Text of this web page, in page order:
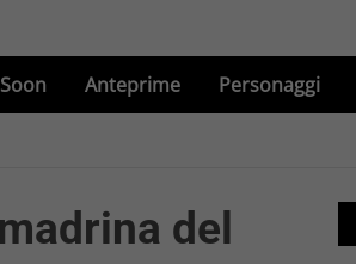
Anteprime Personaggi
del